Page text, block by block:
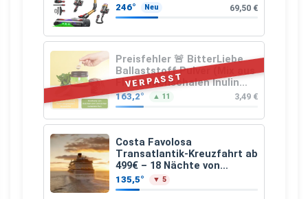
246° Neu 69,50 €
VERPASST
Preisfehler 🚨 BitterLiebe
Ballaststoff Pulver (Mix aus
Flohsamenschalen Inulin
(Präbiotika) Leinsamen &
Apfelfaser)
163,2° ▲ 11 3,49 €
Costa Favolosa
Transatlantik-Kreuzfahrt ab
499€ – 18 Nächte von
Hamburg nach Guadeloupe
135,5° ▼ 5